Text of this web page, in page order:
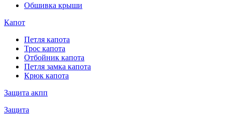
Обшивка крыши
Капот
Петля капота
Трос капота
Отбойник капота
Петля замка капота
Крюк капота
Защита акпп
Защита